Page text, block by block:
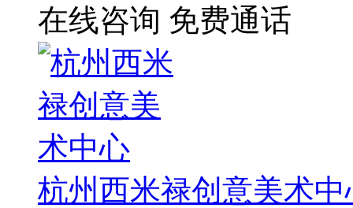
在线咨询 免费通话
杭州西米禄创意美术中